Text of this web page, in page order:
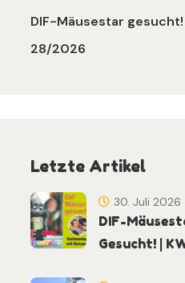
DIF-Mäusestar gesucht!
28/2026
Letzte Artikel
DIF-
Gesucht! |
30. Juli 2026